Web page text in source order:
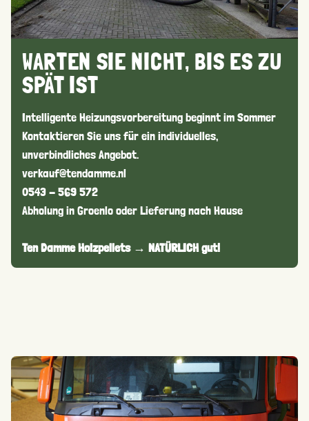
WARTEN SIE NICHT, BIS ES ZU
SPÄT IST
Intelligente Heizungsvorbereitung beginnt im Sommer
Kontaktieren Sie uns für ein individuelles,
unverbindliches Angebot.
verkauf@tendamme.nl
0543 - 569 572
Abholung in Groenlo oder Lieferung nach Hause
Ten Damme Holzpellets → NATÜRLICH gut!